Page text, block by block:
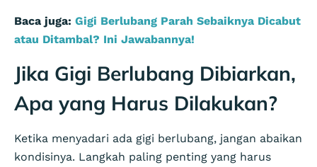
Baca juga: Gigi Berlubang Parah Sebaiknya Dicabut
atau Ditambal? Ini Jawabannya!
Jika Gigi Berlubang Dibiarkan,
Apa yang Harus Dilakukan?
Ketika menyadari ada gigi berlubang, jangan abaikan
kondisinya. Langkah paling penting yang harus